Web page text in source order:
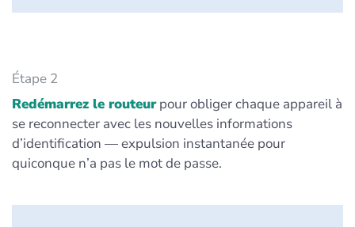
Étape 2
Redémarrez le routeurpour obliger chaque appareil à
se reconnecter avec les nouvelles informations
d’identification — expulsion instantanée pour
quiconque n’a pas le mot de passe.